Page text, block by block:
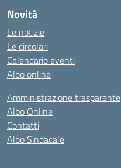
Novità
Le notizie
Le circolari
Calendario eventi
Albo online
Amministrazione trasparente
Albo Online
Contatti
Albo Sindacale